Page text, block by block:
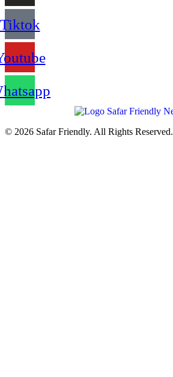
Tiktok
© 2026 Safar Friendly. All Rights Reserved.